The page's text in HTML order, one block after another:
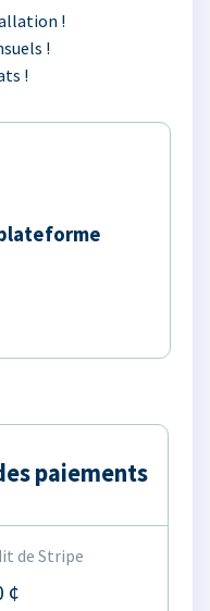
!
!
!
paiements
de Stripe
¢